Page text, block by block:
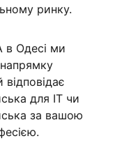
ринку.
в Одесі ми
відповідає
для ІТ чи
за вашою